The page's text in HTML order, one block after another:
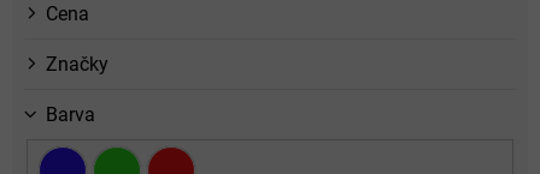
Cena
Značky
Barva